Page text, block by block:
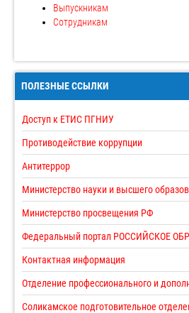
Выпускникам
Сотрудникам
ПОЛЕЗНЫЕ ССЫЛКИ
Доступ к ЕТИС ПГНИУ
Противодействие коррупции
Антитеррор
Министерство науки и высшего
Министерство просвещения РФ
Федеральный портал РОССИЙСКОЕ
Контактная информация
Отделение профессионального и
Соликамское подготовительное